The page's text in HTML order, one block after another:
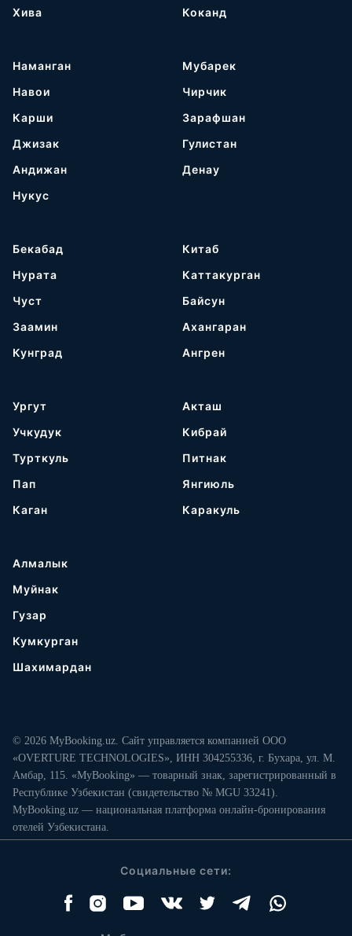
Хива
Коканд
Наманган
Навои
Карши
Джизак
Андижан
Нукус
Мубарек
Чирчик
Зарафшан
Гулистан
Денау
Бекабад
Нурата
Чуст
Заамин
Кунград
Китаб
Каттакурган
Байсун
Ахангаран
Ангрен
Ургут
Учкудук
Турткуль
Пап
Каган
Акташ
Кибрай
Питнак
Янгиюль
Каракуль
Алмалык
Муйнак
Гузар
Кумкурган
Шахимардан
© 2026 MyBooking.uz. Сайт управляется компанией ООО
«OVERTURE TECHNOLOGIES», ИНН 304255336, г. Бухара, ул. М.
Амбар, 115. «MyBooking» — товарный знак, зарегистрированный в
Республике Узбекистан (свидетельство № MGU 33241).
MyBooking.uz — национальная платформа онлайн-бронирования
отелей Узбекистана.
Социальные сети: